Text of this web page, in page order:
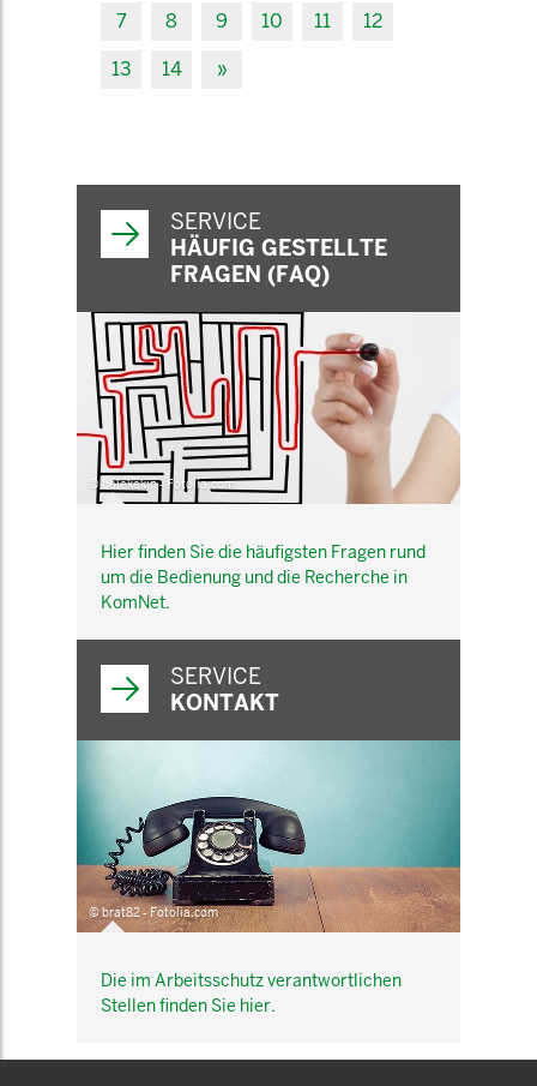
7
8 9 10 11
12
13
14 »
SERVICE
HÄUFIG GESTELLTE
FRAGEN (FAQ)
© belekekin - Fotolia.com
Hier finden Sie die häufigsten Fragen rund
um die Bedienung und die Recherche in
KomNet.
SERVICE
KONTAKT
© brat82 - Fotolia.com
Die im Arbeitsschutz verantwortlichen
Stellen finden Sie hier.